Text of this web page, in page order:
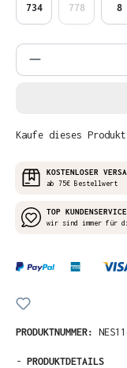
734 778 8
Produkt
Kaufe dieses
KOSTENLOSER
ab 75€ Bestellwert
TOP KUNDENSERVICE
wir sind immer für
PRODUKTNUMMER:
- PRODUKTDETAILS